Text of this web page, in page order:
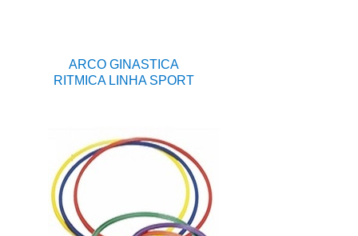
ARCO GINASTICA
RITMICA LINHA SPORT